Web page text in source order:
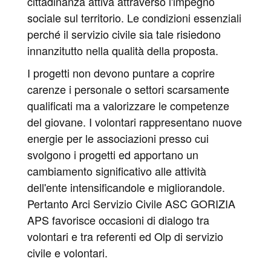
sociale sul territorio. Le condizioni essenziali
perché il servizio civile sia tale risiedono
innanzitutto nella qualità della proposta.
I progetti non devono puntare a coprire
carenze i personale o settori scarsamente
qualificati ma a valorizzare le competenze
del giovane. I volontari rappresentano nuove
energie per le associazioni presso cui
svolgono i progetti ed apportano un
cambiamento significativo alle attività
dell'ente intensificandole e migliorandole.
Pertanto Arci Servizio Civile ASC GORIZIA
APS favorisce occasioni di dialogo tra
volontari e tra referenti ed Olp di servizio
civile e volontari.